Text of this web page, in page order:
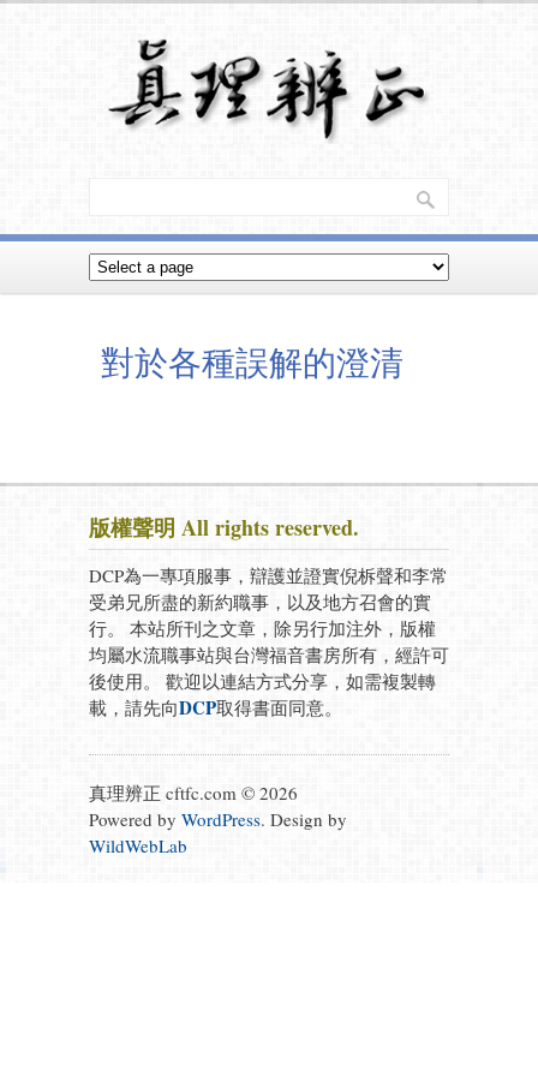
對於各種誤解的澄清
版權聲明 All rights reserved.
DCP為一專項服事，辯護並證實倪柝聲和李常
受弟兄所盡的新約職事，以及地方召會的實
行。 本站所刊之文章，除另行加注外，版權
均屬水流職事站與台灣福音書房所有，經許可
後使用。 歡迎以連結方式分享，如需複製轉
載，請先向DCP取得書面同意。
真理辨正 cftfc.com © 2026
Powered by WordPress. Design by
WildWebLab